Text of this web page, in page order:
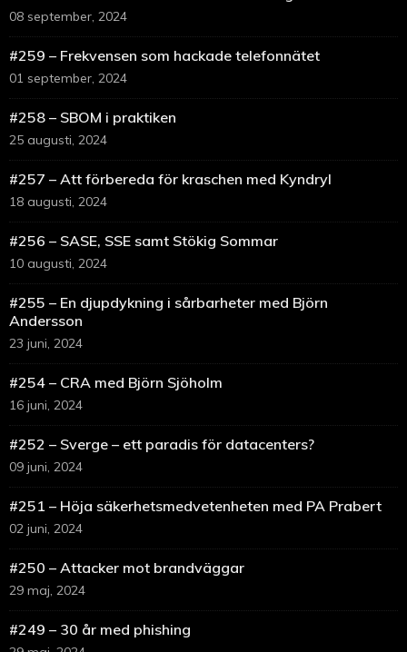
08 september, 2024
#259 – Frekvensen som hackade telefonnätet
01 september, 2024
#258 – SBOM i praktiken
25 augusti, 2024
#257 – Att förbereda för kraschen med Kyndryl
18 augusti, 2024
#256 – SASE, SSE samt Stökig Sommar
10 augusti, 2024
#255 – En djupdykning i sårbarheter med Björn
Andersson
23 juni, 2024
#254 – CRA med Björn Sjöholm
16 juni, 2024
#252 – Sverge – ett paradis för datacenters?
09 juni, 2024
#251 – Höja säkerhetsmedvetenheten med PA Prabert
02 juni, 2024
#250 – Attacker mot brandväggar
29 maj, 2024
#249 – 30 år med phishing